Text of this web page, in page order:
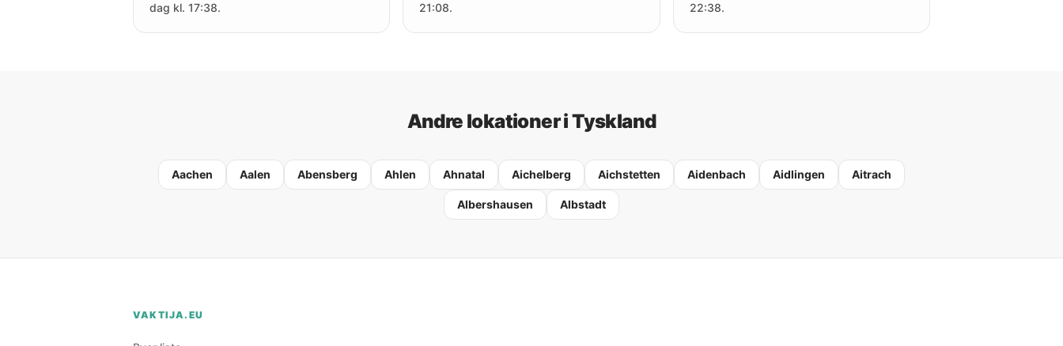
dag kl. 17:38.
21:08.
22:38.
Andre lokationer i Tyskland
Aachen Aalen Abensberg Ahlen Ahnatal Aichelberg Aichstetten Aidenbach Aidlingen Aitrach
Albershausen Albstadt
VAKTIJA.EU